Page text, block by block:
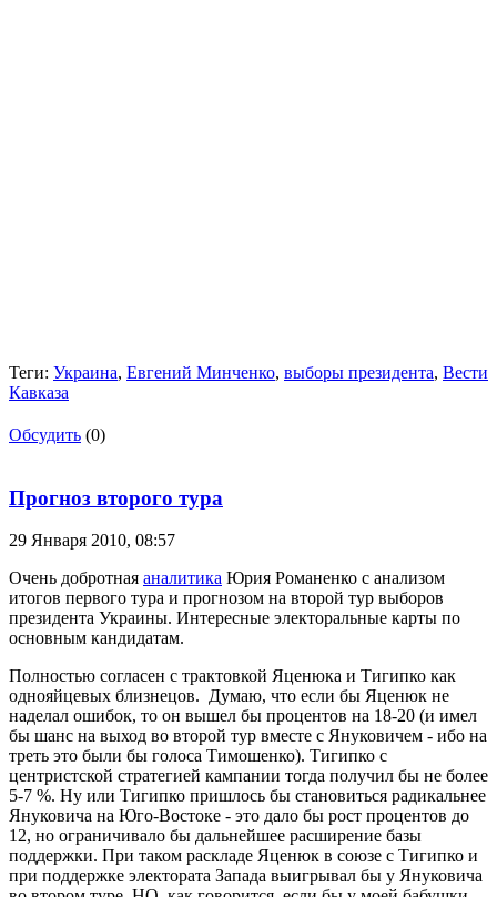
Теги: Украина, Евгений Минченко, выборы президента, Вести
Кавказа
Обсудить (0)
Прогноз второго тура
29 Января 2010, 08:57
Очень добротная аналитика Юрия Романенко с анализом
итогов первого тура и прогнозом на второй тур выборов
президента Украины. Интересные электоральные карты по
основным кандидатам.
Полностью согласен с трактовкой Яценюка и Тигипко как
однояйцевых близнецов. Думаю, что если бы Яценюк не
наделал ошибок, то он вышел бы процентов на 18-20 (и имел
бы шанс на выход во второй тур вместе с Януковичем - ибо на
треть это были бы голоса Тимошенко). Тигипко с
центристской стратегией кампании тогда получил бы не более
5-7 %. Ну или Тигипко пришлось бы становиться радикальнее
Януковича на Юго-Востоке - это дало бы рост процентов до
12, но ограничивало бы дальнейшее расширение базы
поддержки. При таком раскладе Яценюк в союзе с Тигипко и
при поддержке электората Запада выигрывал бы у Януковича